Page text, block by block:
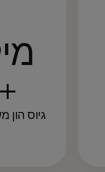
דולר+
גיוס הון